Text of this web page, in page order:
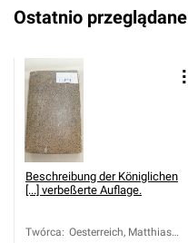
Ostatnio przeglądane
Beschreibung der Königlichen
[...] verbeßerte Auflage.
Twórca: Oesterreich, Matthias